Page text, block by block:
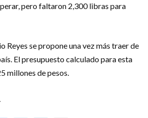
pero faltaron 2,300 libras para
Reyes se propone una vez más traer de
El presupuesto calculado para esta
millones de pesos.